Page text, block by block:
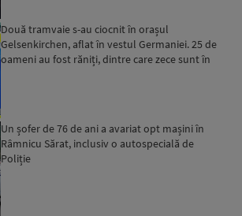
Două tramvaie s-au ciocnit în orașul
Gelsenkirchen, aflat în vestul Germaniei. 25 de
oameni au fost răniți, dintre care zece sunt în
Un șofer de 76 de ani a avariat opt mașini în
Râmnicu Sărat, inclusiv o autospecială de
Poliție